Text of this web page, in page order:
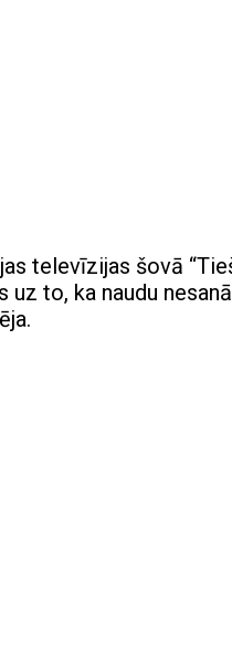
televīzijas šovā
to, ka naudu